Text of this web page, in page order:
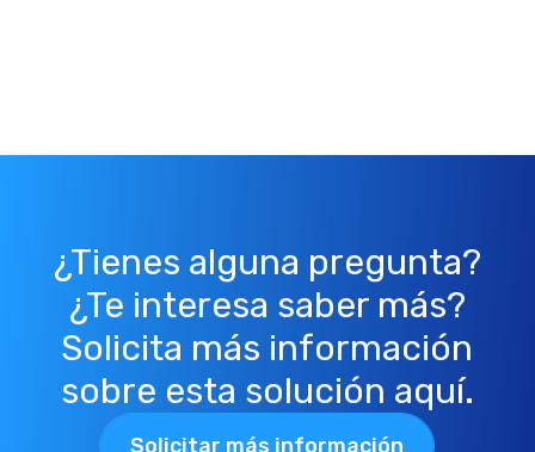
¿Tienes alguna pregunta?
¿Te interesa saber más?
Solicita más información
sobre esta solución aquí.
Solicitar más información